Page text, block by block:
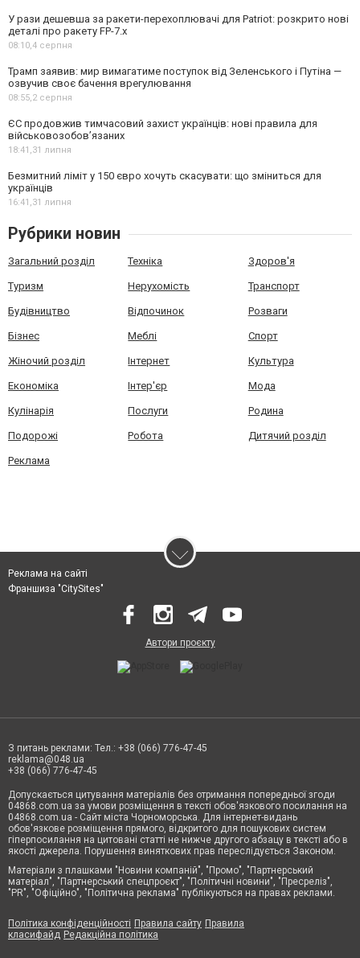
У рази дешевша за ракети-перехоплювачі для Patriot: розкрито нові
деталі про ракету FP-7.x
08:10,4 серпня
Трамп заявив: мир вимагатиме поступок від Зеленського і Путіна —
озвучив своє бачення врегулювання
08:55,2 серпня
ЄС продовжив тимчасовий захист українців: нові правила для
військовозобов’язаних
18:41,31 липня
Безмитний ліміт у 150 євро хочуть скасувати: що зміниться для
українців
16:41,31 липня
Рубрики новин
Загальний розділ Техніка Здоров'я
Туризм Нерухомість Транспорт
Будівництво Відпочинок Розваги
Бізнес Меблі Спорт
Жіночий розділ Інтернет Культура
Економіка Інтер'єр Мода
Кулінарія Послуги Родина
Подорожі Робота Дитячий розділ
Реклама
Реклама на сайті
Франшиза "CitySites"
Автори проєкту
З питань реклами: Тел.: +38 (066) 776-47-45
reklama@048.ua
+38 (066) 776-47-45
Допускається цитування матеріалів без отримання попередньої згоди
04868.com.ua за умови розміщення в тексті обов'язкового посилання на
04868.com.ua - Сайт міста Чорноморська. Для інтернет-видань
обов'язкове розміщення прямого, відкритого для пошукових систем
гіперпосилання на цитовані статті не нижче другого абзацу в тексті або в
якості джерела. Порушення виняткових прав переслідується Законом.
Матеріали з плашками "Новини компаній", "Промо", "Партнерський
матеріал", "Партнерський спецпроєкт", "Політичні новини", "Пресреліз",
"PR", "Офіційно", "Політична реклама" публікуються на правах реклами.
Політика конфіденційності Правила сайту Правила
класифайд Редакційна політика